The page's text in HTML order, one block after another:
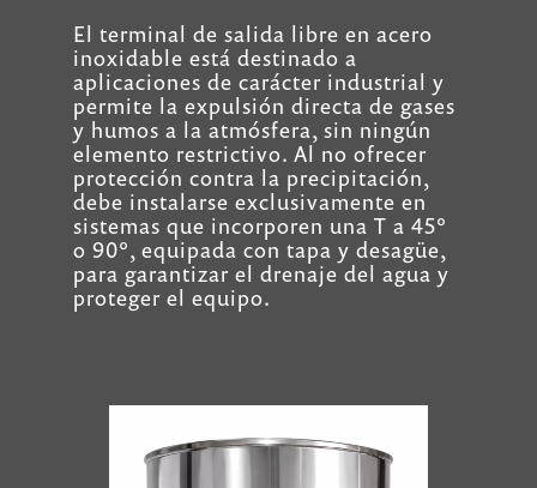
El terminal de salida libre en acero
inoxidable está destinado a
aplicaciones de carácter industrial y
permite la expulsión directa de gases
y humos a la atmósfera, sin ningún
elemento restrictivo. Al no ofrecer
protección contra la precipitación,
debe instalarse exclusivamente en
sistemas que incorporen una T a 45°
o 90°, equipada con tapa y desagüe,
para garantizar el drenaje del agua y
proteger el equipo.